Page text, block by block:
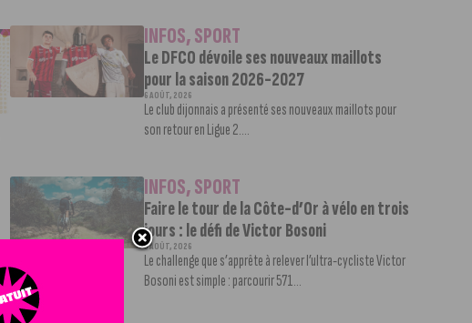
INFOS,SPORT
Le DFCO dévoile ses nouveaux maillots
pour la saison 2026-2027
6 AOÛT, 2026
Le club dijonnais a présenté ses nouveaux maillots pour
son retour en Ligue 2....
INFOS,SPORT
Faire le tour de la Côte-d’Or à vélo en trois
jours : le défi de Victor Bosoni
5 AOÛT, 2026
Le challenge que s’apprête à relever l’ultra-cycliste Victor
Bosoni est simple : parcourir 571...